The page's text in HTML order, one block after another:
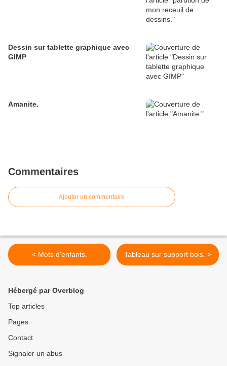
Dessin sur tablette graphique avec
GIMP
Amanite.
Commentaires
Ajouter un commentaire
< Mots d'enfants. Tableau sur support bois. >
Hébergé par Overblog
Top articles
Pages
Contact
Signaler un abus